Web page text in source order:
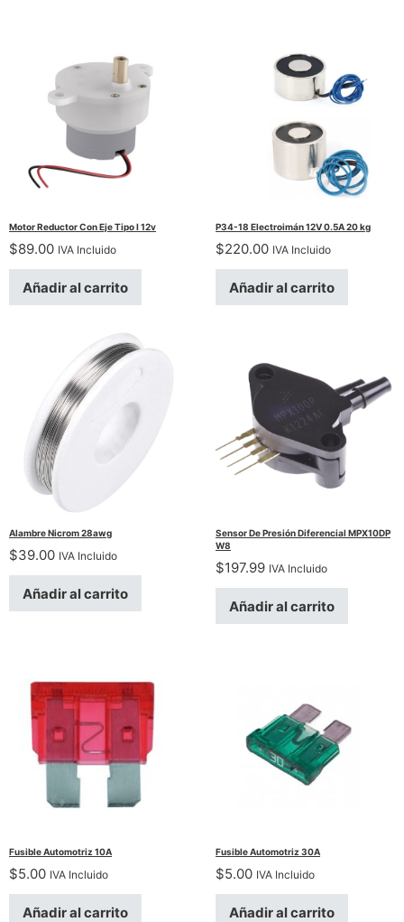
Motor Reductor Con Eje Tipo I 12v
$89.00 IVA Incluido
Añadir al carrito
P34-18 Electroimán 12V 0.5A 20 kg
$220.00 IVA Incluido
Añadir al carrito
Alambre Nicrom 28awg
$39.00 IVA Incluido
Añadir al carrito
Sensor De Presión Diferencial MPX10DP
W8
$197.99 IVA Incluido
Añadir al carrito
Fusible Automotriz 10A
$5.00 IVA Incluido
Añadir al carrito
Fusible Automotriz 30A
$5.00 IVA Incluido
Añadir al carrito